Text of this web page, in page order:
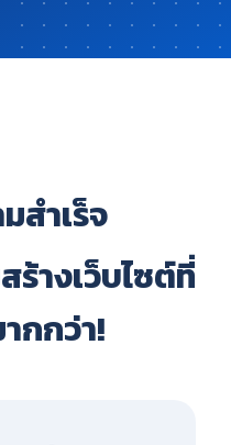
สำเร็จ
างเว็บไซต์ที่
กกว่า!